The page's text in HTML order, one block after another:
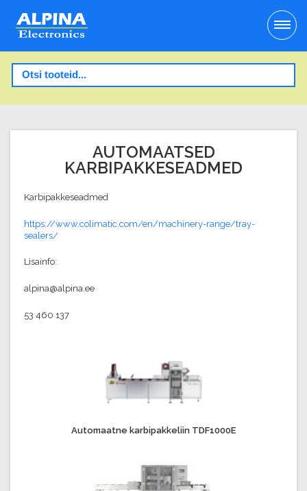
AUTOMAATSED
KARBIPAKKESEADMED
Karbipakkeseadmed
https://www.colimatic.com/en/machinery-range/tray-
sealers/
Lisainfo:
alpina@alpina.ee
53 460 137
Automaatne karbipakkeliin TDF1000E